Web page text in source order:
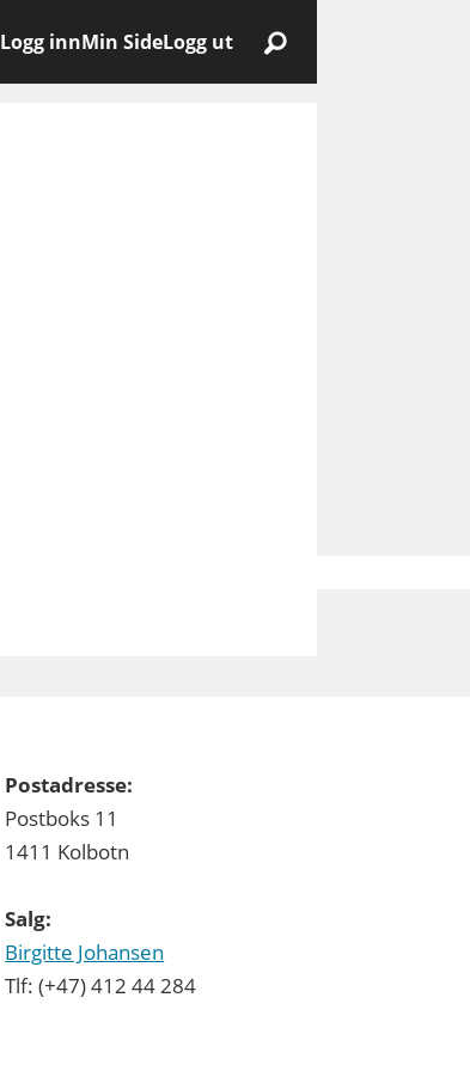
Logg innMin SideLogg ut
Postadresse:
Postboks 11
1411 Kolbotn
Salg:
Birgitte Johansen
Tlf: (+47) 412 44 284